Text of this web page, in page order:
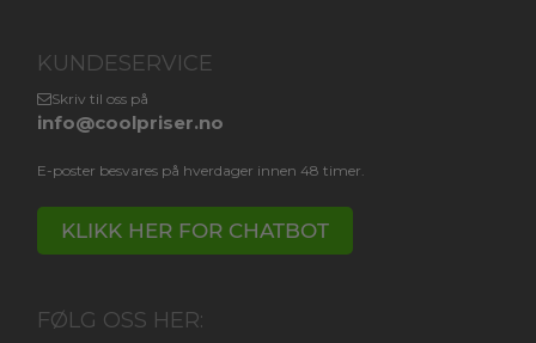
KUNDESERVICE
Skriv til oss på
info@coolpriser.no
E-poster besvares på hverdager innen 48 timer.
KLIKK HER FOR CHATBOT
FØLG OSS HER: